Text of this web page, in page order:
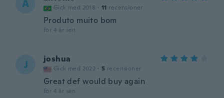
A Gick med 2018 · 11 recensioner
Produto muito bom
för 4 år sen
J joshua
Gick med 2022 · 5 recensioner
Great def would buy again
för 4 år sen